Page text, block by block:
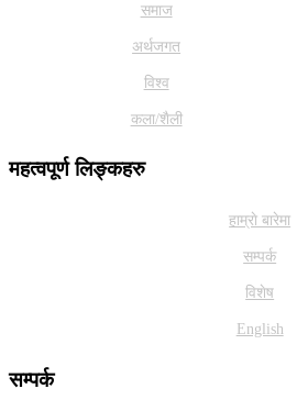
समाज
अर्थजगत
विश्व
कला/शैली
महत्वपूर्ण लिङ्कहरु
हाम्राे बारेमा
सम्पर्क
विशेष
English
सम्पर्क